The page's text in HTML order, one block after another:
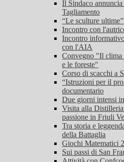
Il Sindaco
Tagliamento
“Le sculture
Incontro con
Incontro
con l'AIA
Convegno "Il clima
e le foreste"
Corso di scacchi a
“Istruzioni per il
documentario
Due giorni intensi
Visita alla
passione in Friuli
Tra storia e
della Battaglia
Giochi Matematici
Sui passi di San